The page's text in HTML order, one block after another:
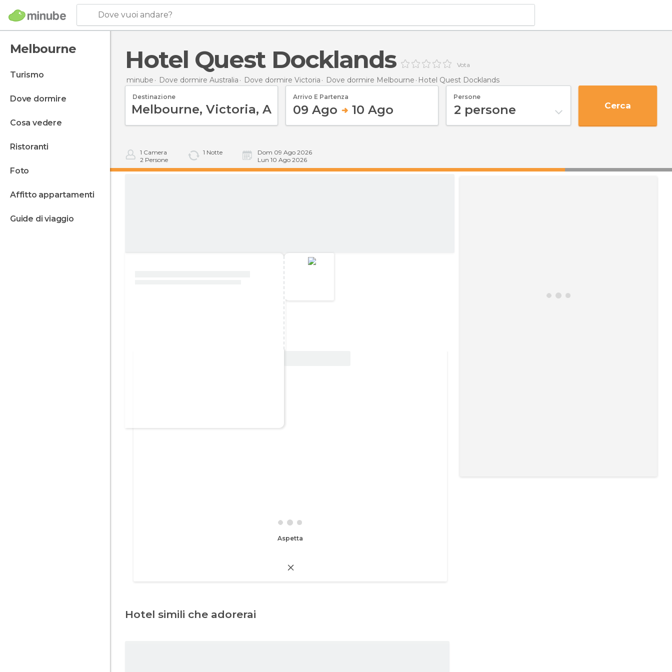
Dove vuoi andare?
Melbourne
turismo
dove dormire
cosa vedere
ristoranti
foto
affitto appartamenti
guide di viaggio
Hotel Quest Docklands Vota
minube Dove dormire Australia Dove dormire Victoria Dove dormire Melbourne Hotel Quest Docklands
Destinazione Arrivo E Partenza
09 Ago 10 Ago
Persone
2 persone Cerca
1 Camera
2 Persone
1 Notte
Dom 09 Ago 2026
Lun 10 Ago 2026
Aspetta
Hotel simili che adorerai